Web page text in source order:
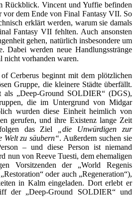
Rückblick. Vincent und Yuffie befinden
vor dem Ende von Final Fantasy VII. So
erklärt werden, warum sie damals
Fantasy VII fehlten. Auch ansonsten
gehen, natürlich insbesondere um
Dabei werden neue Handlungsstränge
nicht vorhanden waren.
Cerberus beginnt mit dem plötzlichen
Gruppe, die kleinere Städte überfällt.
als „Deep-Ground SOLDIER“ (DGS),
die im Untergrund von Midgar
wurden diese Einheit heimlich von
gerufen, und ihre Existenz lange Zeit
das Ziel „die Unwürdigen zur
Welt zu säubern“. Außerdem suchen sie
– und diese Person ist niemand
nun von Reeve Tuesti, dem ehemaligen
Vorsitzenden der „World Regenis
oder auch „Regeneration“),
in Kalm eingeladen. Dort erlebt er
der „Deep-Ground SOLDIER“ und